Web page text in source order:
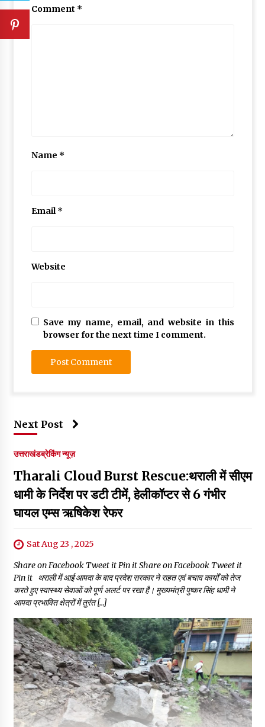
Comment *
Name *
Email*
Website
Save my name, email, and website in this
browser for the next time I comment.
Next Post
उत्तराखंडब्रेकिंग न्यूज़
Tharali Cloud Burst Rescue:थराली में सीएम
धामी के निर्देश पर डटी टीमें, हेलीकॉप्टर से 6 गंभीर
घायल एम्स ऋषिकेश रेफर
Sat Aug 23 , 2025
Share on Facebook Tweet it Pin it Share on Facebook Tweet it
Pin it थराली में आई आपदा के बाद प्रदेश सरकार ने राहत एवं बचाव कार्यों को तेज
करते हुए स्वास्थ्य सेवाओं को पूर्ण अलर्ट पर रखा है। मुख्यमंत्री पुष्कर सिंह धामी ने
आपदा प्रभावित क्षेत्रों में तुरंत […]